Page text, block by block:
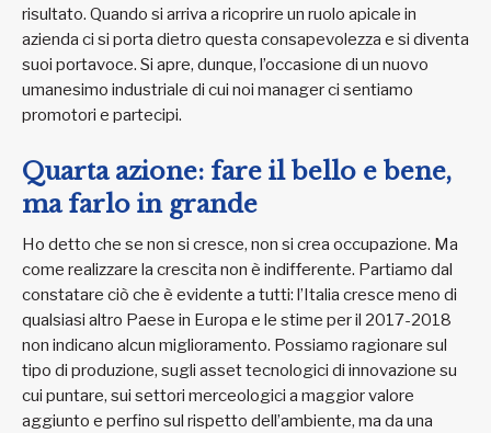
risultato. Quando si arriva a ricoprire un ruolo apicale in
azienda ci si porta dietro questa consapevolezza e si diventa
suoi portavoce. Si apre, dunque, l’occasione di un nuovo
umanesimo industriale di cui noi manager ci sentiamo
promotori e partecipi.
Quarta azione: fare il bello e bene,
ma farlo in grande
Ho detto che se non si cresce, non si crea occupazione. Ma
come realizzare la crescita non è indifferente. Partiamo dal
constatare ciò che è evidente a tutti: l’Italia cresce meno di
qualsiasi altro Paese in Europa e le stime per il 2017-2018
non indicano alcun miglioramento. Possiamo ragionare sul
tipo di produzione, sugli asset tecnologici di innovazione su
cui puntare, sui settori merceologici a maggior valore
aggiunto e perfino sul rispetto dell’ambiente, ma da una